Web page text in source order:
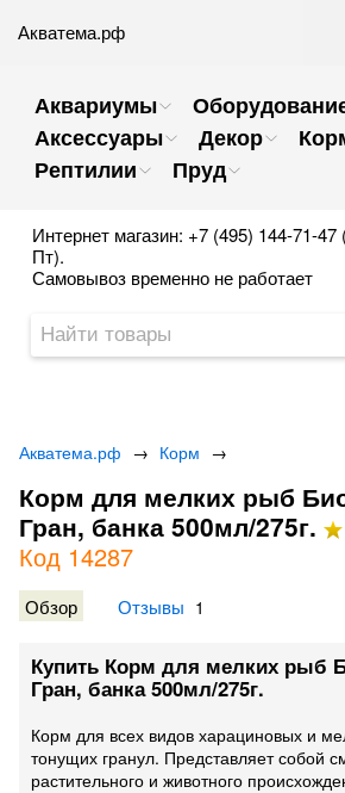
Акватема.рф
Аквариумы
Аксессуары
Декор
Рептилии
Пруд
Интернет магазин: +7 (495) 144-71-
Пт).
Самовывоз временно не работает
Акватема.рф → Корм →
Корм для мелких рыб
Гран, банка 500мл/275г.
Код 14287
Обзор Отзывы 1
Купить Корм для мелких рыб
Гран, банка 500мл/275г.
Корм для всех видов харациновых и
тонущих гранул. Представляет собой
растительного и животного